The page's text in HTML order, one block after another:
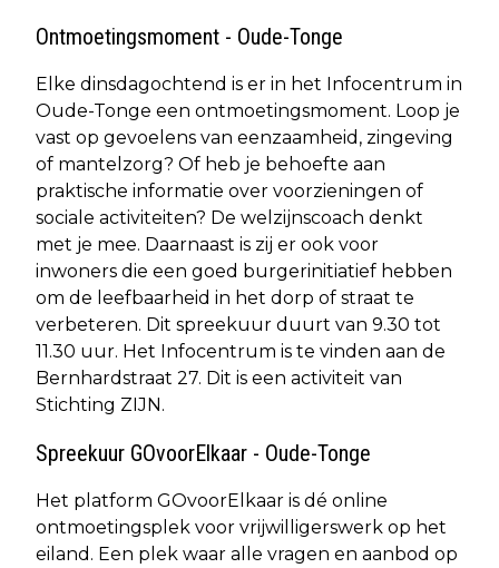
Ontmoetingsmoment - Oude-Tonge
Elke dinsdagochtend is er in het Infocentrum in
Oude-Tonge een ontmoetingsmoment. Loop je
vast op gevoelens van eenzaamheid, zingeving
of mantelzorg? Of heb je behoefte aan
praktische informatie over voorzieningen of
sociale activiteiten? De welzijnscoach denkt
met je mee. Daarnaast is zij er ook voor
inwoners die een goed burgerinitiatief hebben
om de leefbaarheid in het dorp of straat te
verbeteren. Dit spreekuur duurt van 9.30 tot
11.30 uur. Het Infocentrum is te vinden aan de
Bernhardstraat 27. Dit is een activiteit van
Stichting ZIJN.
Spreekuur GOvoorElkaar - Oude-Tonge
Het platform GOvoorElkaar is dé online
ontmoetingsplek voor vrijwilligerswerk op het
eiland. Een plek waar alle vragen en aanbod op